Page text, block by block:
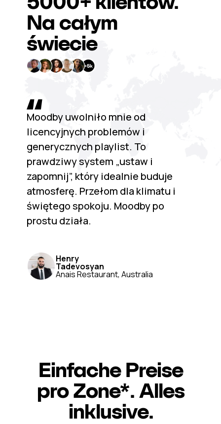
Moodby uwolniło mnie od
licencyjnych problemów i
generycznych playlist. To
prawdziwy system „ustaw i
zapomnij”, który idealnie buduje
atmosferę. Przełom dla klimatu i
świętego spokoju. Moodby po
prostu działa.
Henry
Tadevosyan
Anais Restaurant, Australia
Na całym
świecie
Einfache Preise
pro Zone*. Alles
inklusive.